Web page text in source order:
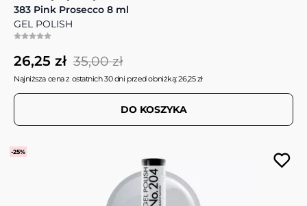
383 Pink Prosecco 8 ml
GEL POLISH
26,25 zł 35,00 zł
Najniższa cena z ostatnich 30 dni przed obniżką: 26,25 zł
DO KOSZYKA
-25%